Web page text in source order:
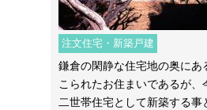
注文住宅・新築戸建
鎌倉の閑静な住宅地の奥にあ
こられたお住まいであるが、
二世帯住宅として新築する事